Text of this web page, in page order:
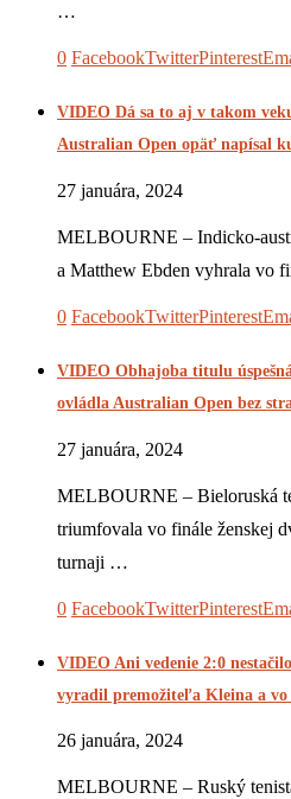
…
0 FacebookTwitterPinterest
VIDEO Dá sa to aj v takom
Australian Open opäť napísal
27 januára, 2024
MELBOURNE – Indicko-
a Matthew Ebden vyhrala vo
0 FacebookTwitterPinterest
VIDEO Obhajoba titulu
ovládla Australian Open bez
27 januára, 2024
MELBOURNE – Bieloruská
triumfovala vo finále ženskej
turnaji …
0 FacebookTwitterPinterest
VIDEO Ani vedenie 2:0
vyradil premožiteľa Kleina a
26 januára, 2024
MELBOURNE – Ruský